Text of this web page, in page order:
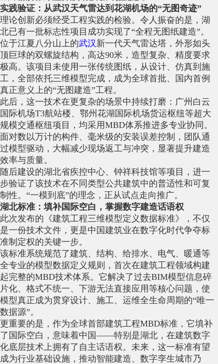
实践验证：从武汉天气雷达到花湖机场的“无图奇迹”
理论创新必须经受工程实践的检验。令人振奋的是，湖
北已有一批标志性项目成功实现了“全程无图纸建造”。
位于江夏八分山上的武汉新一代天气雷达塔，外形如头
顶巨球的双螺旋结构，高达90米，造型复杂、精度要求
极高。该项目未使用一张传统图纸，从设计、仿真到施
工，全部依托三维模型完成，成为全球首批、国内首例
真正意义上的“无图建造”工程。
此后，这一技术在更复杂的场景中持续打磨：广州白云
国际机场T3航站楼、鄂州花湖国际机场货运枢纽等超大
规模交通枢纽项目，均采用MBD体系推进多专业协同。
面对数以万计的构件、毫米级的安装误差控制，团队通
过模型驱动，大幅减少现场返工与冲突，显著提升建造
效率与质量。
随后建设的湖北省疾控中心、钟祥科技馆等项目，进一
步验证了该技术在不同类型公共建筑中的普适性和可复
制性。“一模到底”的理念，正从试点走向推广。
湖北标准：填补国际空白，掌握数字建造话语权
此次发布的《建筑工程三维模型定义数据标准》，不仅
是一份技术文件，更是中国建筑业在数字化时代争夺标
准制定权的关键一步。
该标准系统规范了建筑、结构、给排水、电气、暖通等
全专业的模型数据定义规则，首次在建筑工程领域构建
起完整的MBD技术体系。它解决了过去BIM模型信息碎
片化、格式不统一、下游无法直接应用等核心问题，使
模型真正成为贯穿设计、施工、运维全生命周期的“唯一
数据源”。
更重要的是，作为全球首部建筑工程MBD标准，它填补
了国际空白，意味着中国——特别是湖北，在建筑数字
化底层技术上拥有了自主话语权。未来，这一标准有望
成为行业基础设施，推动智能建造、数字孪生城市乃